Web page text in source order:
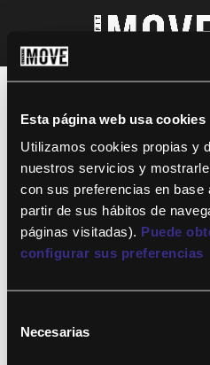
Esta página web usa cookies
Utilizamos cookies propias y
nuestros servicios y
con sus preferencias en base
partir de sus hábitos de
páginas visitadas). Puede
configurar sus preferencias
Necesarias
¡Para disfrutar de
así podrás acceder
entrenamientos y